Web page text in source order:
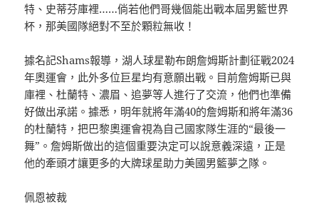
特、史蒂芬庫裡……倘若他們哥幾個能出戰本屆男籃世界
杯，那美國隊絕對不至於顆粒無收！
據名記Shams報導，湖人球星勒布朗詹姆斯計劃征戰2024
年奧運會，此外多位巨星均有意願出戰。目前詹姆斯已與
庫裡、杜蘭特、濃眉、追夢等人進行了交流，他們也準備
好做出承諾。據悉，明年就將年滿40的詹姆斯和將年滿36
的杜蘭特，把巴黎奧運會視為自己國家隊生涯的“最後一
舞”。詹姆斯做出的這個重要決定可以說意義深遠，正是
他的牽頭才讓更多的大牌球星助力美國男籃夢之隊。
佩恩被裁